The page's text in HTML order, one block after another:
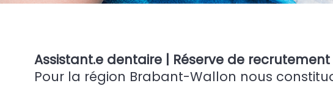
Assistant.e dentaire | Réserve de recrutement
Pour la région Brabant-Wallon nous